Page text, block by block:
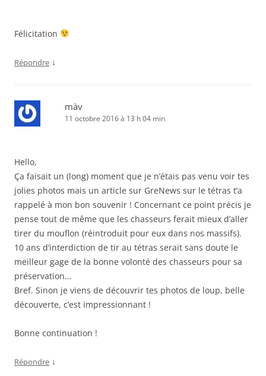
Félicitation
Répondre ↓
màv
11 octobre 2016 à 13 h 04 min
Hello,
Ça faisait un (long) moment que je n’étais pas venu voir tes
jolies photos mais un article sur GreNews sur le tétras t’a
rappelé à mon bon souvenir ! Concernant ce point précis je
pense tout de même que les chasseurs ferait mieux d’aller
tirer du mouflon (réintroduit pour eux dans nos massifs).
10 ans d’interdiction de tir au tétras serait sans doute le
meilleur gage de la bonne volonté des chasseurs pour sa
préservation…
Bref. Sinon je viens de découvrir tes photos de loup, belle
découverte, c’est impressionnant !
Bonne continuation !
Répondre ↓